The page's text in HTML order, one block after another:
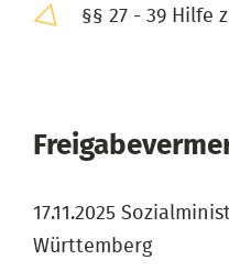
§§ 27 - 39 Hilfe
17.11.2025
Württemberg